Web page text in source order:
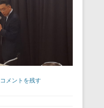
コメントを残す